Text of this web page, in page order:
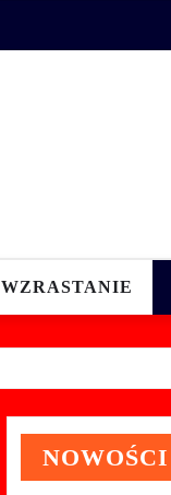
WZRASTANIE
NOWOŚCI